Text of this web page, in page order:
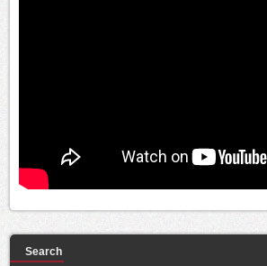
Search